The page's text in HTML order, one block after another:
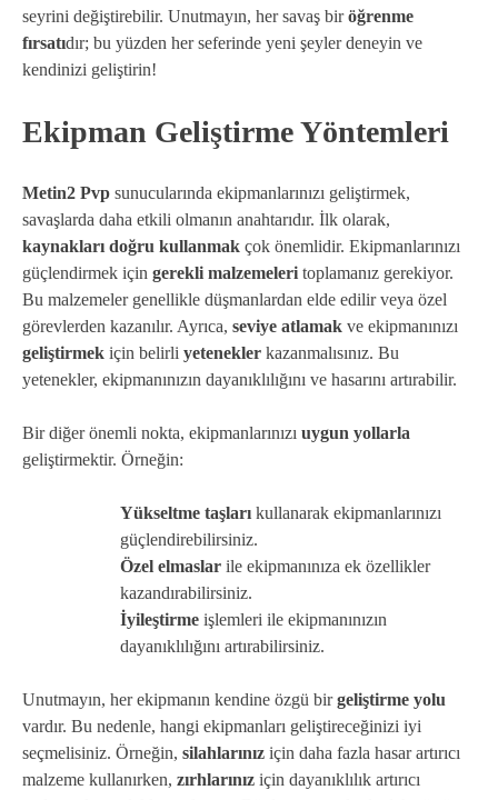
seyrini değiştirebilir. Unutmayın, her savaş biröğrenme
fırsatıdır; bu yüzden her seferinde yeni şeyler deneyin ve
kendinizi geliştirin!
Ekipman Geliştirme Yöntemleri
Metin2 Pvp sunucularında ekipmanlarınızı geliştirmek,
savaşlarda daha etkili olmanın anahtarıdır. İlk olarak,
kaynakları doğru kullanmak çok önemlidir. Ekipmanlarınızı
güçlendirmek için gerekli malzemeleri toplamanız gerekiyor.
Bu malzemeler genellikle düşmanlardan elde edilir veya özel
görevlerden kazanılır. Ayrıca, seviye atlamak ve ekipmanınızı
geliştirmek için belirli yetenekler kazanmalısınız. Bu
yetenekler, ekipmanınızın dayanıklılığını ve hasarını artırabilir.
Bir diğer önemli nokta, ekipmanlarınızı uygun yollarla
geliştirmektir. Örneğin:
Yükseltme taşları kullanarak ekipmanlarınızı
güçlendirebilirsiniz.
Özel elmaslar ile ekipmanınıza ek özellikler
kazandırabilirsiniz.
İyileştirme işlemleri ile ekipmanınızın
dayanıklılığını artırabilirsiniz.
Unutmayın, her ekipmanın kendine özgü birgeliştirme yolu
vardır. Bu nedenle, hangi ekipmanları geliştireceğinizi iyi
seçmelisiniz. Örneğin, silahlarınız için daha fazla hasar artırıcı
malzeme kullanırken, zırhlarınız için dayanıklılık artırıcı